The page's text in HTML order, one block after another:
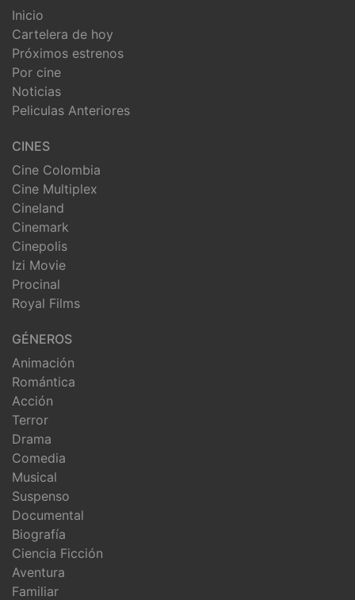
Inicio
Cartelera de hoy
Próximos estrenos
Por cine
Noticias
Peliculas Anteriores
CINES
Cine Colombia
Cine Multiplex
Cineland
Cinemark
Cinepolis
Izi Movie
Procinal
Royal Films
GÉNEROS
Animación
Romántica
Acción
Terror
Drama
Comedia
Musical
Suspenso
Documental
Biografía
Ciencia Ficción
Aventura
Familiar